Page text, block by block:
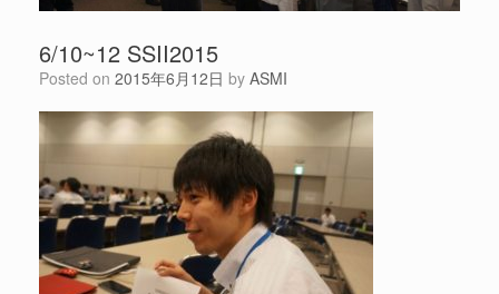
6/10~12 SSII2015
Posted on 2015年6月12日 by ASMI